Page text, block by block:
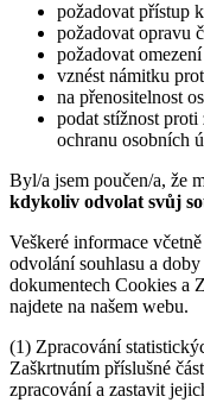
požadovat přístup
požadovat opravu
požadovat
vznést námitku
na přenositelnost
podat stížnost
ochranu osobních
Byl/a jsem poučen/a, že
kdykoliv odvolat svůj
Veškeré informace
odvolání souhlasu a
dokumentech Cookies a
najdete na našem webu.
(1) Zpracování
Zaškrtnutím příslušné
zpracování a zastavit